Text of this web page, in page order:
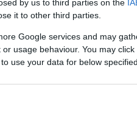
by us to third parties on the
it to other third parties.
Google services and may
usage behaviour. You may
use your data for below
γιατί η
επίδραση σε
Medicine.